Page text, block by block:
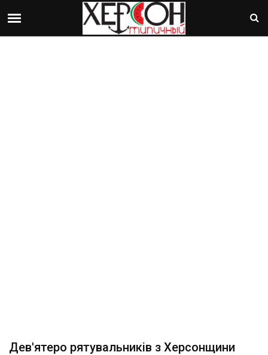
Дев'ятеро рятувальників з Херсонщини